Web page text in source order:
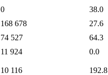
0 38.0
168 678 27.6
74 527 64.3
11 924 0.0
10 116 192.8